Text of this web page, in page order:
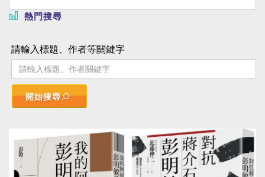
熱門搜尋
請輸入標題、作者等關鍵字
開始搜尋